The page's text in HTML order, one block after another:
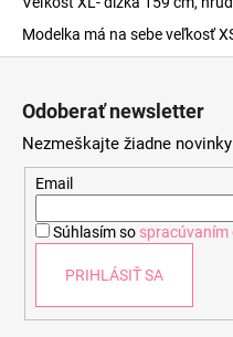
Modelka má na sebe veľkosť
Odoberať newsletter
Nezmeškajte žiadne
Email
Súhlasím so spracúvaním
PRIHLÁSIŤ SA